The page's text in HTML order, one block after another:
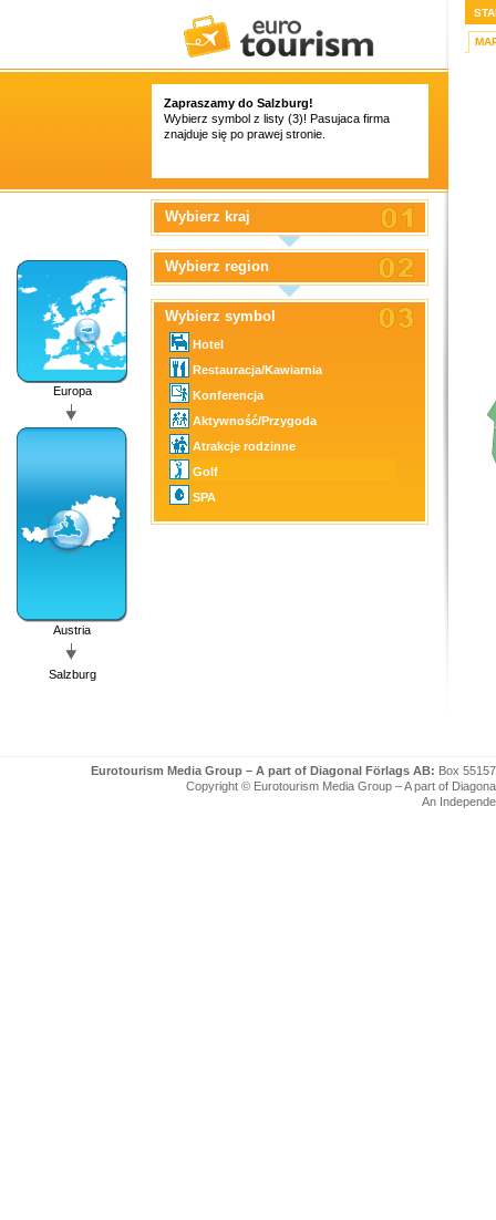
Zapraszamy do Salzburg!
Wybierz symbol z listy (3)! Pasujaca firma
znajduje się po prawej stronie.
Europa
Austria
Salzburg
Wybierz kraj
Wybierz region
Wybierz symbol
Hotel
Restauracja/Kawiarnia
Konferencja
Aktywność/Przygoda
Atrakcje rodzinne
Golf
SPA
Eurotourism Media Group – A part of Diagonal Förlags AB: Box
Copyright © Eurotourism Media Group – A part of
An